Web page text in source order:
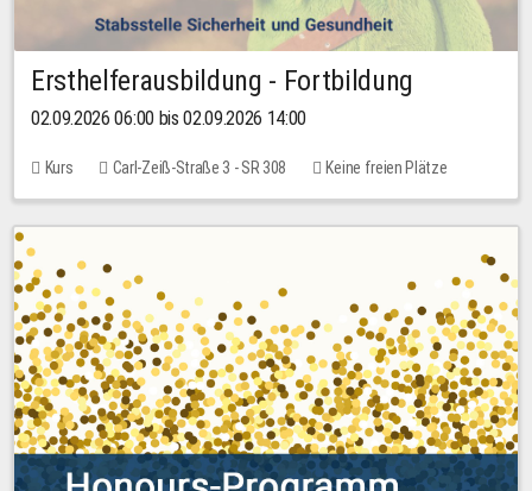
Ersthelferausbildung - Fortbildung
02.09.2026 06:00 bis 02.09.2026 14:00
Kurs Carl-Zeiß-Straße 3 - SR 308 Keine freien Plätze